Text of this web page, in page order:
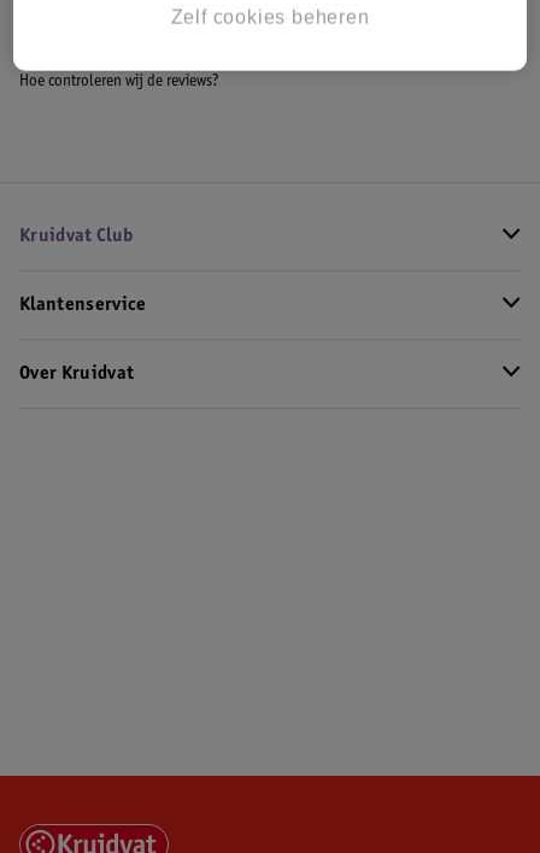
Alle Verrassend Speelgoedvoordeel
Hoe controleren wij de reviews?
Kruidvat Club
Klantenservice
Over Kruidvat
Zelf cookies beheren